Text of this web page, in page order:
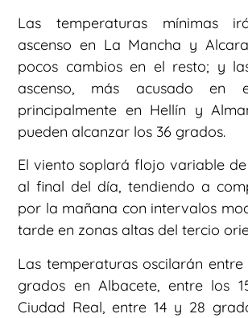
Las temperaturas mínimas
ascenso en La Mancha y
pocos cambios en el resto; y
ascenso, más acusado en
principalmente en Hellín y
pueden alcanzar los 36 grados.
El viento soplará flojo variable
al final del día, tendiendo a
por la mañana con intervalos
tarde en zonas altas del tercio
Las temperaturas oscilarán entre
grados en Albacete, entre los
Ciudad Real, entre 14 y 28